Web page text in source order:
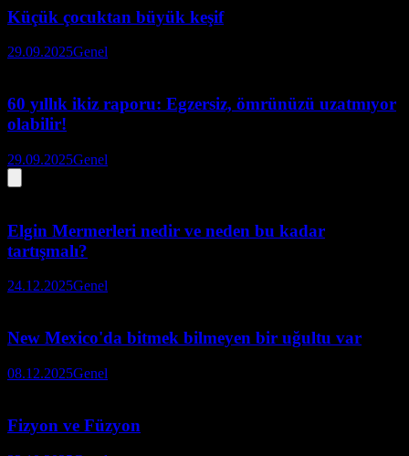
Küçük çocuktan büyük keşif
29.09.2025Genel
60 yıllık ikiz raporu: Egzersiz, ömrünüzü uzatmıyor
olabilir!
29.09.2025Genel
Elgin Mermerleri nedir ve neden bu kadar
tartışmalı?
24.12.2025Genel
New Mexico'da bitmek bilmeyen bir uğultu var
08.12.2025Genel
Fizyon ve Füzyon